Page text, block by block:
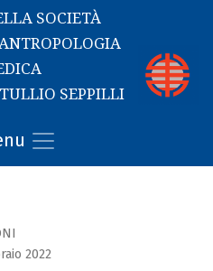
SOCIETÀ
SEPPILLI
2022